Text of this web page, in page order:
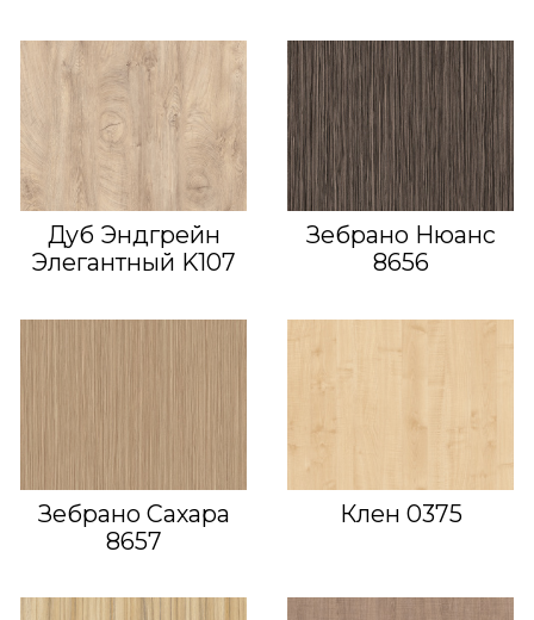
Дуб Эндгрейн
Элегантный K107
Зебрано Нюанс
8656
Зебрано Сахара
8657
Клен 0375